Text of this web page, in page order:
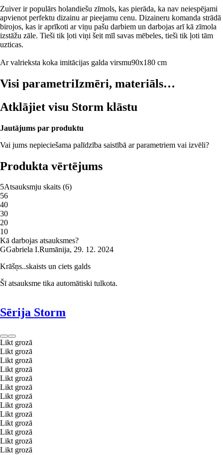
Zuiver ir populārs holandiešu zīmols, kas pierāda, ka nav neiespējami
apvienot perfektu dizainu ar pieejamu cenu. Dizaineru komanda strādā
birojos, kas ir aprīkoti ar viņu pašu darbiem un darbojas arī kā zīmola
izstāžu zāle. Tieši tik ļoti viņi šeit mīl savas mēbeles, tieši tik ļoti tām
uzticas.
Ar valrieksta koka imitācijas galda virsmu90x180 cm
Visi parametriIzmēri, materiāls…
Atklājiet visu Storm klāstu
Jautājums par produktu
Vai jums nepieciešama palīdzība saistībā ar parametriem vai izvēli?
Produkta vērtējums
5Atsauksmju skaits (6)
56
40
30
20
10
Kā darbojas atsauksmes?
GGabriela I.Rumānija, 29. 12. 2024
Krāšņs..skaists un ciets galds
Šī atsauksme tika automātiski tulkota.
Sērija Storm
Likt grozā
Likt grozā
Likt grozā
Likt grozā
Likt grozā
Likt grozā
Likt grozā
Likt grozā
Likt grozā
Likt grozā
Likt grozā
Likt grozā
Likt grozā